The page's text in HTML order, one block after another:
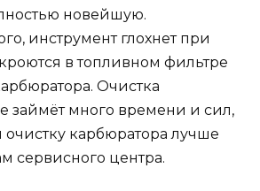
новейшую.
инструмент глохнет при
в топливном фильтре
Очистка
займёт много времени и сил,
очистку карбюратора лучше
сервисного центра.